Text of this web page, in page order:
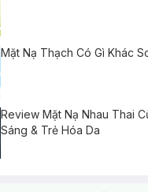
Mặt Nạ Thạch Có Gì Khác
Review Mặt Nạ Nhau Thai
Sáng & Trẻ Hóa Da